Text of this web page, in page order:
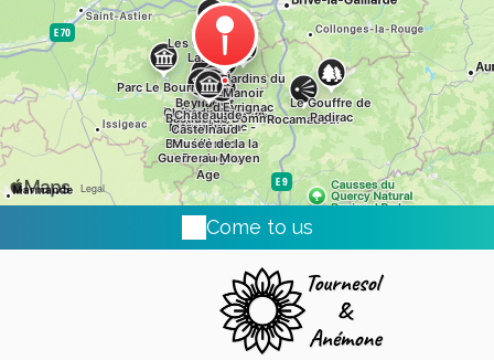
Come to us